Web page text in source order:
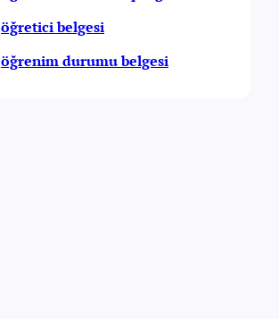
öğretici belgesi
öğrenim durumu belgesi